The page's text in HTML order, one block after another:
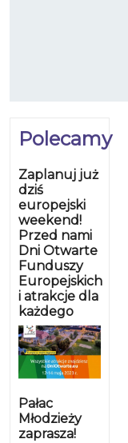
Polecamy
Zaplanuj już
dziś
europejski
weekend!
Przed nami
Dni Otwarte
Funduszy
Europejskich
i atrakcje dla
każdego
Pałac
Młodzieży
zaprasza!